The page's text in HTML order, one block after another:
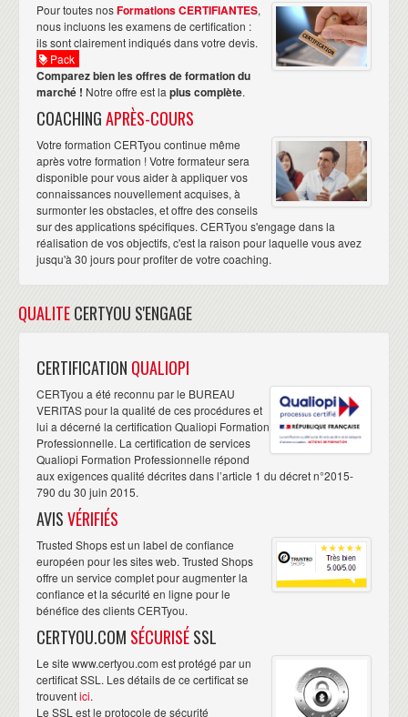
Pour toutes nosFormations CERTIFIANTES,
nous incluons les examens de certification :
ils sont clairement indiqués dans votre devis.
Pack
Comparez bien les offres de formation du
marché ! Notre offre est la plus complète.
COACHINGAPRÈS-COURS
Votre formation CERTyou continue même
après votre formation ! Votre formateur sera
disponible pour vous aider à appliquer vos
connaissances nouvellement acquises, à
surmonter les obstacles, et offre des conseils
sur des applications spécifiques. CERTyou s'engage dans la
réalisation de vos objectifs, c'est la raison pour laquelle vous avez
jusqu'à 30 jours pour profiter de votre coaching.
QUALITECERTYOU S'ENGAGE
CERTIFICATION QUALIOPI
CERTyou a été reconnu par le BUREAU
VERITAS pour la qualité de ces procédures et
lui a décerné la certification Qualiopi Formation
Professionnelle. La certification de services
Qualiopi Formation Professionnelle répond
aux exigences qualité décrites dans l’article 1 du décret n°2015-
790 du 30 juin 2015.
AVISVÉRIFIÉS
Trusted Shops est un label de confiance
européen pour les sites web. Trusted Shops
offre un service complet pour augmenter la
confiance et la sécurité en ligne pour le
bénéfice des clients CERTyou.
CERTYOU.COM SÉCURISÉSSL
Le site www.certyou.com est protégé par un
certificat SSL. Les détails de ce certificat se
trouventici.
Le SSL est le protocole de sécurité